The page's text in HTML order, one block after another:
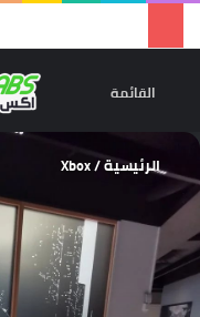
القائمة
الرئيسية/
Xbox